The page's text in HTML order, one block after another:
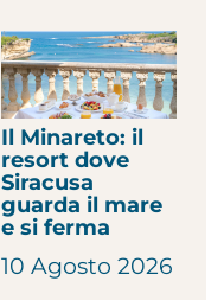
Il Minareto: il
resort dove
Siracusa
guarda il mare
e si ferma
10 Agosto 2026